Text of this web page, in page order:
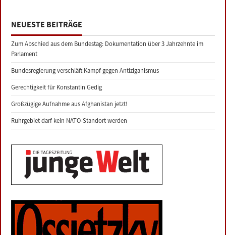
NEUESTE BEITRÄGE
Zum Abschied aus dem Bundestag: Dokumentation über 3 Jahrzehnte im
Parlament
Bundesregierung verschläft Kampf gegen Antiziganismus
Gerechtigkeit für Konstantin Gedig
Großzügige Aufnahme aus Afghanistan jetzt!
Ruhrgebiet darf kein NATO-Standort werden